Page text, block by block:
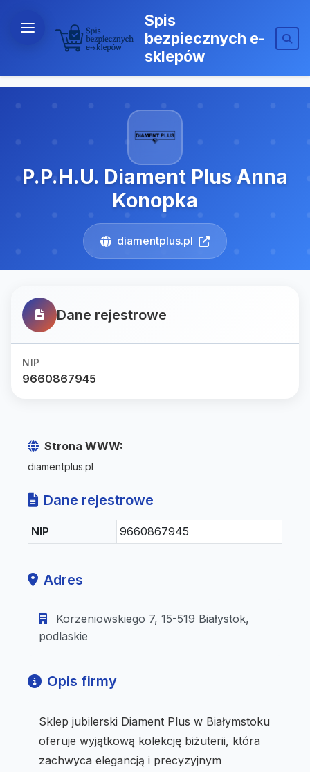
Spis
bezpiecznych e-
sklepów
P.P.H.U. Diament Plus Anna
Konopka
diamentplus.pl
Dane rejestrowe
NIP
9660867945
Strona WWW:
diamentplus.pl
Dane rejestrowe
NIP 9660867945
Adres
Korzeniowskiego 7, 15-519 Białystok,
podlaskie
Opis firmy
Sklep jubilerski Diament Plus w Białymstoku
oferuje wyjątkową kolekcję biżuterii, która
zachwyca elegancją i precyzyjnym